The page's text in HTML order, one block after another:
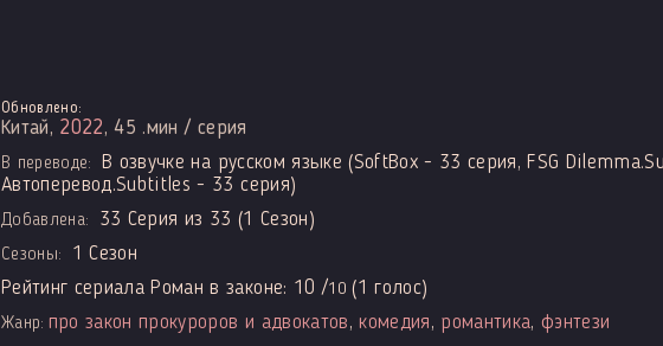
Обновлено:
Китай, 2022, 45 .мин / серия
В переводе:
В озвучке на русском языке (SoftBox - 33 серия, FSG
Автоперевод.Subtitles - 33 серия)
Добавлена: 33 Серия из 33 (1 Сезон)
Сезоны:
1 Сезон
Рейтинг сериала Роман в законе: 10 /10(1 голос)
Жанр: про закон прокуроров и адвокатов,комедия, романтика,фэнтези